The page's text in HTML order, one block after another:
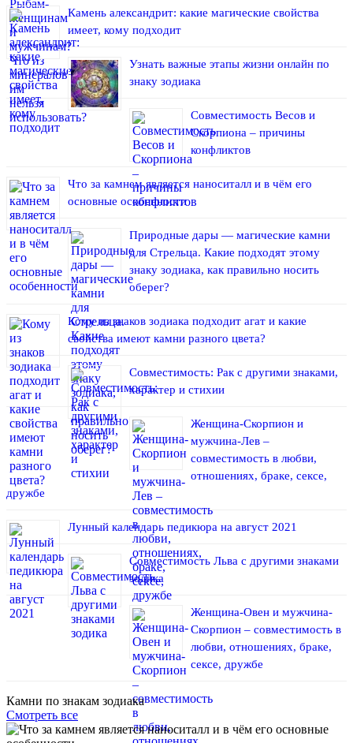
Камень александрит: какие магические свойства
имеет, кому подходит
Узнать важные этапы жизни онлайн по
знаку зодиака
Совместимость Весов и
Скорпиона – причины
конфликтов
Что за камнем является наноситалл и в чём его
основные особенности
Природные дары — магические камни
для Стрельца. Какие подходят этому
знаку зодиака, как правильно носить
оберег?
Кому из знаков зодиака подходит агат и какие
свойства имеют камни разного цвета?
Совместимость: Рак с другими знаками,
характер и стихии
Женщина-Скорпион и
мужчина-Лев –
совместимость в любви,
отношениях, браке, сексе,
дружбе
Лунный календарь педикюра на август 2021
Совместимость Льва с другими знаками
зодика
Женщина-Овен и мужчина-
Скорпион – совместимость в
любви, отношениях, браке,
сексе, дружбе
Камни по знакам зодиака
Смотреть все